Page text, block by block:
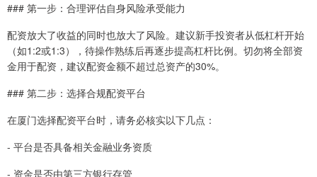
### 第一步：合理评估自身风险承受能力
配资放大了收益的同时也放大了风险。建议新手投资者从低杠杆开始
（如1:2或1:3），待操作熟练后再逐步提高杠杆比例。切勿将全部资
金用于配资，建议配资金额不超过总资产的30%。
### 第二步：选择合规配资平台
在厦门选择配资平台时，请务必核实以下几点：
- 平台是否具备相关金融业务资质
- 资金是否由第三方银行存管